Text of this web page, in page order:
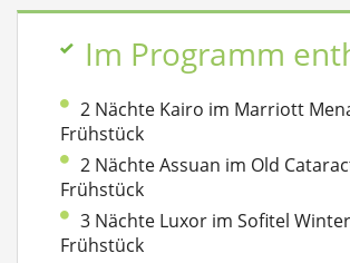
Im Programm
2 Nächte Kairo im Marriott
Frühstück
2 Nächte Assuan im Old
Frühstück
3 Nächte Luxor im Sofitel
Frühstück